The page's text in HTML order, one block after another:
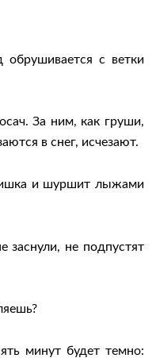
обрушивается с ветки
За ним, как груши,
в снег, исчезают.
и шуршит лыжами
не подпустят
минут будет темно: